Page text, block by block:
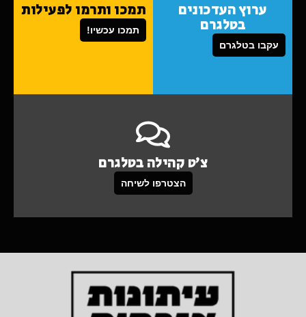
ערוץ העדכונים
בטלגרם
עקבו בטלגרם
תמכו ותרמו לפעילות
תמכו עכשיו!
צ'ט קהילה בטלגרם
הצטרפו לשיחה